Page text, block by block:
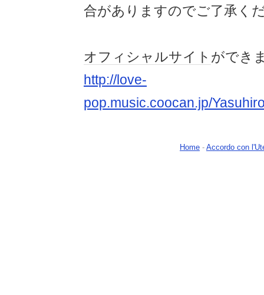
合がありますのでご了承く
オフィシャルサイト ができ
http://love-
pop.music.coocan.jp/
Home - Accordo con